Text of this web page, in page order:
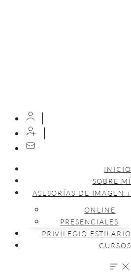
INICIO
SOBRE MÍ
ASESORÍAS DE IMAGEN ↓
ONLINE
PRESENCIALES
PRIVILEGIO ESTILARIO
CURSOS